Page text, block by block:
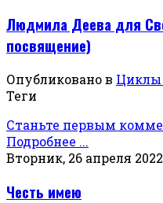
Людмила Деева для
посвящение)
Опубликовано в Циклы
Теги
Станьте первым
Подробнее ...
Вторник, 26 апреля 2022
Честь имею